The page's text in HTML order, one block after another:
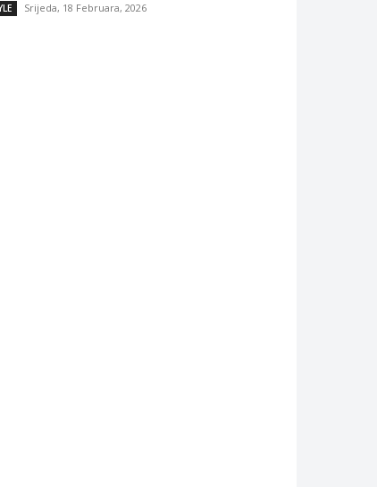
Srijeda, 18 Februara, 2026